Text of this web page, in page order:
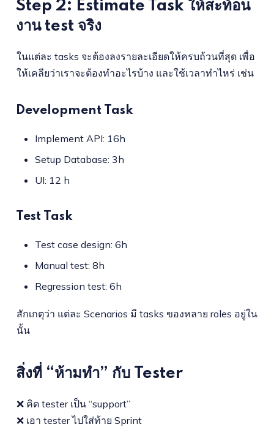
Step 2: Estimate Task ให้สะท้อน
งาน test จริง
ในแต่ละ tasks จะต้องลงรายละเอียดให้ครบถ้วนที่สุด เพื่อ
ให้เคลียว่าเราจะต้องทำอะไรบ้าง และใช้เวลาทำไหร่ เช่น
Development Task
Implement API: 16h
Setup Database: 3h
UI: 12 h
Test Task
Test case design: 6h
Manual test: 8h
Regression test: 6h
สักเกตุว่า แต่ละ Scenarios มี tasks ของหลาย roles อยู่ใน
นั้น
สิ่งที่ “ห้ามทำ” กับ Tester
❌ คิด tester เป็น “support”
❌ เอา tester ไปใส่ท้าย Sprint